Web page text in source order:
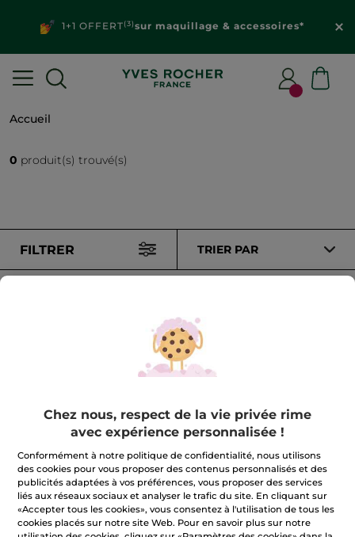
1+1 OFFERT(3)sur maquillage & accessoires*
Accueil
0 produit(s) trouvé(s)
FILTRER TRIER PAR
100%
actifs
végétaux
60 hectares de
champs biologiques
Voir plus
Chez nous, respect de la vie privée rime
avec expérience personnalisée !
Conformément à notre politique de confidentialité, nous utilisons
des cookies pour vous proposer des contenus personnalisés et des
publicités adaptées à vos préférences, vous proposer des services
liés aux réseaux sociaux et analyser le trafic du site. En cliquant sur
«Accepter tous les cookies», vous consentez à l'utilisation de tous les
cookies placés sur notre site Web. Pour en savoir plus sur notre